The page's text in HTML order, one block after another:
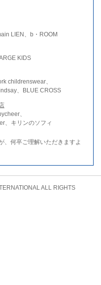
LIEN、b・ROOM
KIDS
childrenswear、
、BLUE CROSS
、
、キリンのソフィ
、何卒ご理解いただきますよ